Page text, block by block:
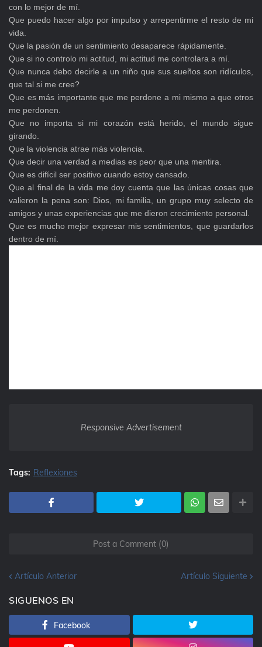
con lo mejor de mí.
Que puedo hacer algo por impulso y arrepentirme el resto de mi
vida.
Que la pasión de un sentimiento desaparece rápidamente.
Que si no controlo mi actitud, mi actitud me controlara a mí.
Que nunca debo decirle a un niño que sus sueños son ridículos,
que tal si me cree?
Que es más importante que me perdone a mi mismo a que otros
me perdonen.
Que no importa si mi corazón está herido, el mundo sigue
girando.
Que la violencia atrae más violencia.
Que decir una verdad a medias es peor que una mentira.
Que es difícil ser positivo cuando estoy cansado.
Que al final de la vida me doy cuenta que las únicas cosas que
valieron la pena son: Dios, mi familia, un grupo muy selecto de
amigos y unas experiencias que me dieron crecimiento personal.
Que es mucho mejor expresar mis sentimientos, que guardarlos
dentro de mí.
Responsive Advertisement
Tags: Reflexiones
Post a Comment (0)
Artículo Anterior Artículo Siguiente
SIGUENOS EN
Facebook